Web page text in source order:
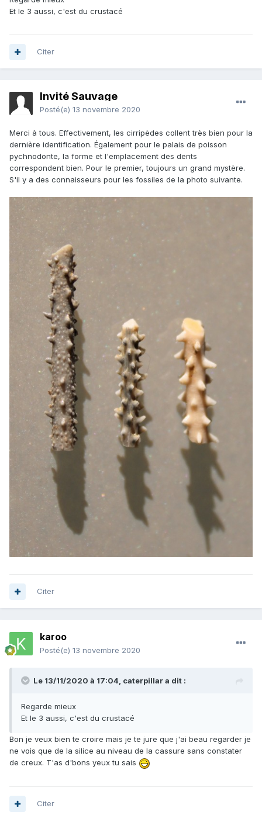
Et le 3 aussi, c'est du crustacé
Citer
Invité Sauvage
Posté(e) 13 novembre 2020
Merci à tous. Effectivement, les cirripèdes collent très bien pour la
dernière identification. Également pour le palais de poisson
pychnodonte, la forme et l'emplacement des dents
correspondent bien. Pour le premier, toujours un grand mystère.
S'il y a des connaisseurs pour les fossiles de la photo suivante.
Citer
karoo
Posté(e) 13 novembre 2020
Le 13/11/2020 à 17:04, caterpillara dit :
Regarde mieux
Et le 3 aussi, c'est du crustacé
Bon je veux bien te croire mais je te jure que j'ai beau regarder je
ne vois que de la silice au niveau de la cassure sans constater
de creux. T'as d'bons yeux tu sais
Citer